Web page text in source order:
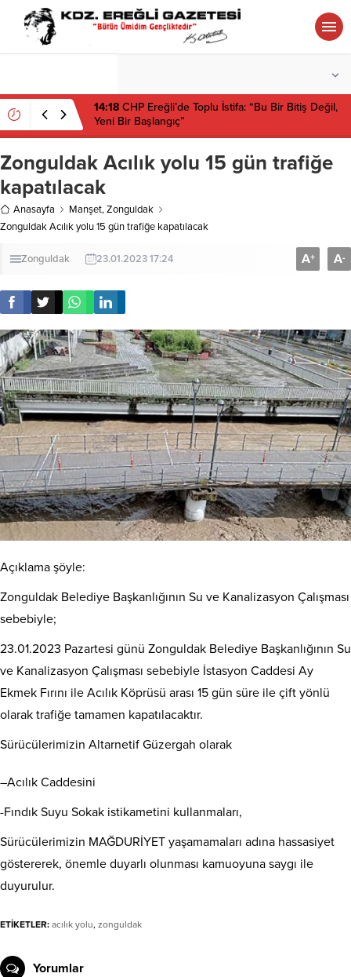
14:18 CHP Ereğli’de Toplu İstifa: “Bu Bir Bitiş Değil,
Yeni Bir Başlangıç”
Zonguldak Acılık yolu 15 gün trafiğe
kapatılacak
Anasayfa Manşet,Zonguldak
Zonguldak Acılık yolu 15 gün trafiğe kapatılacak
Zonguldak 23.01.2023 17:24 A+ A-
Açıklama şöyle:
Zonguldak Belediye Başkanlığının Su ve Kanalizasyon Çalışması
sebebiyle;
23.01.2023 Pazartesi günü Zonguldak Belediye Başkanlığının Su
ve Kanalizasyon Çalışması sebebiyle İstasyon Caddesi Ay
Ekmek Fırını ile Acılık Köprüsü arası 15 gün süre ile çift yönlü
olarak trafiğe tamamen kapatılacaktır.
Sürücülerimizin Altarnetif Güzergah olarak
–Acılık Caddesini
-Fındık Suyu Sokak istikametini kullanmaları,
​Sürücülerimizin MAĞDURİYET yaşamamaları adına hassasiyet
göstererek, önemle duyarlı olunması kamuoyuna saygı ile
duyurulur.
ETİKETLER: acılık yolu, zonguldak
Yorumlar